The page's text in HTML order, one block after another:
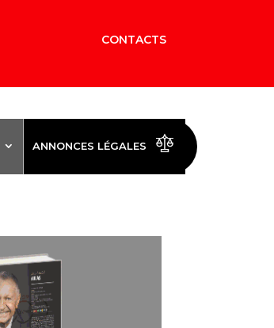
CONTACTS
ANNONCES LÉGALES